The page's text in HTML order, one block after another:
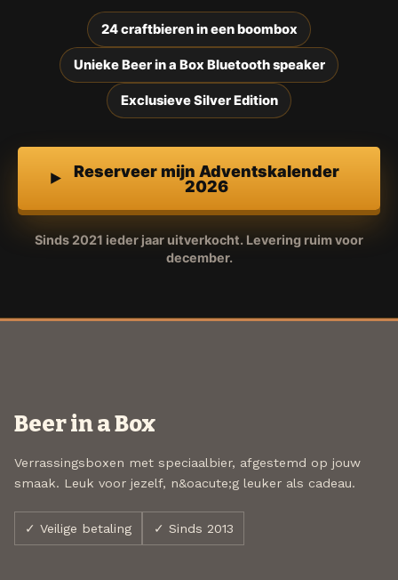
24 craftbieren in een boombox
Unieke Beer in a Box Bluetooth speaker
Exclusieve Silver Edition
Reserveer mijn Adventskalender
2026
Sinds 2021 ieder jaar uitverkocht. Levering ruim voor
december.
Beer in a Box
Verrassingsboxen met speciaalbier, afgestemd op jouw
smaak. Leuk voor jezelf, n&oacute;g leuker als cadeau.
✓ Veilige betaling ✓ Sinds 2013